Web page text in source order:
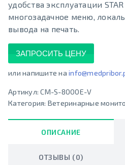
удобства эксплуатации
многозадачное меню,
вывода на печать.
ЗАПРОСИТЬ ЦЕНУ
или напишите на
Артикул:CM-S-8000E-V
Категория: Ветеринарные
ОПИСАНИЕ
ОТЗЫВЫ (0)